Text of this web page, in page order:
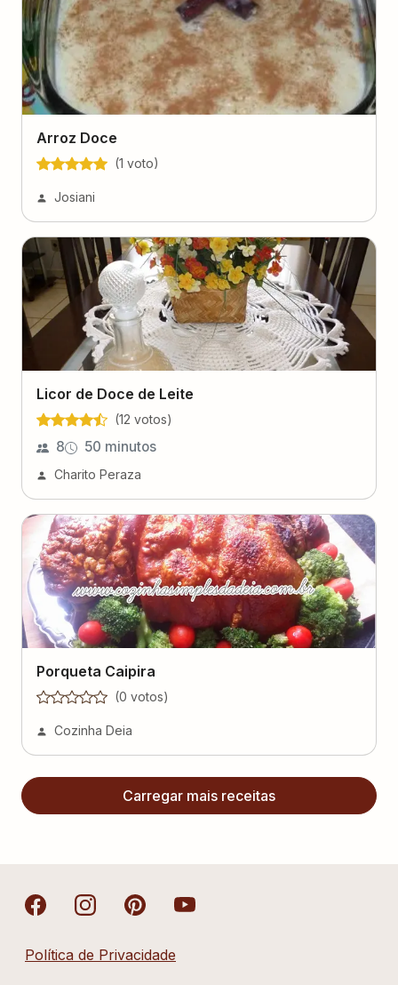
Arroz Doce
(1 voto)
Josiani
Licor de Doce de Leite
(12 votos)
8 50 minutos
Charito Peraza
Porqueta Caipira
(0 votos)
Cozinha Deia
Carregar mais receitas
Política de Privacidade